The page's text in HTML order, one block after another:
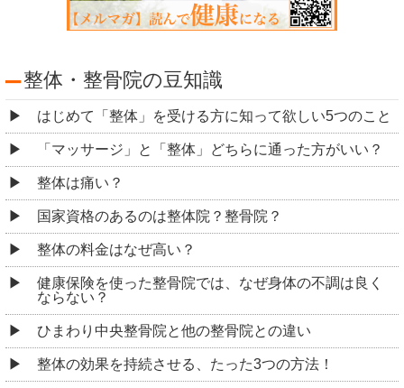
整体・整骨院の豆知識
はじめて「整体」を受ける方に知って欲しい5つのこと
「マッサージ」と「整体」どちらに通った方がいい？
整体は痛い？
国家資格のあるのは整体院？整骨院？
整体の料金はなぜ高い？
健康保険を使った整骨院では、なぜ身体の不調は良く
ならない？
ひまわり中央整骨院と他の整骨院との違い
整体の効果を持続させる、たった3つの方法！